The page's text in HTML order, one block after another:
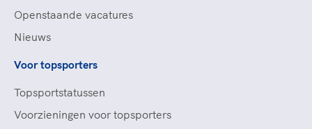
Openstaande vacatures
Nieuws
Voor topsporters
Topsportstatussen
Voorzieningen voor topsporters